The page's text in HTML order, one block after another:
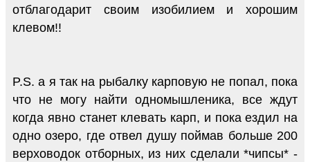
отблагодарит своим изобилием и хорошим
клевом!!
P.S. а я так на рыбалку карповую не попал, пока
что не могу найти одномышленика, все ждут
когда явно станет клевать карп, и пока ездил на
одно озеро, где отвел душу поймав больше 200
верховодок отборных, из них сделали *чипсы* -